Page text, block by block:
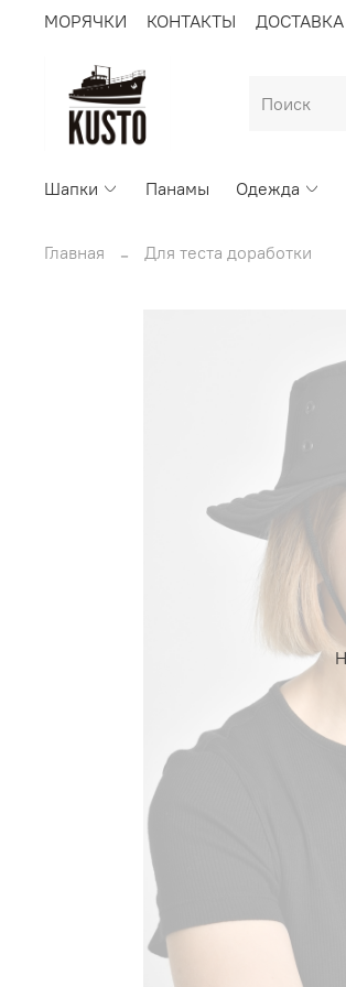
МОРЯЧКИ КОНТАКТЫ ДОСТАВКА
Шапки Панамы Одежда
Главная Для теста доработки